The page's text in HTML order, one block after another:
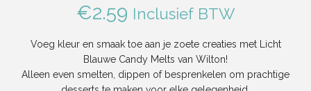
€2.59 Inclusief BTW
Voeg kleur en smaak toe aan je zoete creaties met Licht
Blauwe Candy Melts van Wilton!
Alleen even smelten, dippen of besprenkelen om prachtige